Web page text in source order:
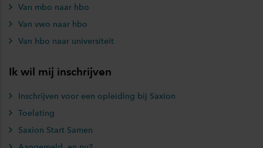
Van mbo naar hbo
Van vwo naar hbo
Van hbo naar universiteit
Ik wil mij inschrijven
Inschrijven voor een opleiding bij Saxion
Toelating
Saxion Start Samen